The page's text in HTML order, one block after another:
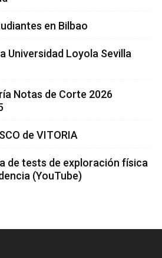
en Bilbao
Universidad Loyola Sevilla
Notas de Corte 2026
de VITORIA
de tests de exploración física
(YouTube)